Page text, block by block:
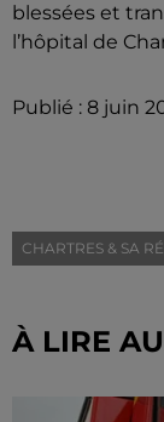
blessées et
l’hôpital de
Publié : 8 juin
CHARTRES & SA
À LIRE